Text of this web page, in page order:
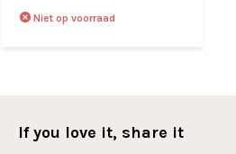
Niet op voorraad
If you love it, share it